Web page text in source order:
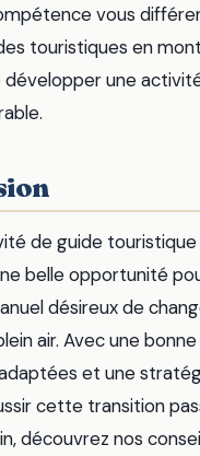
vous
touristiques en
une
de guide
belle opportunité
désireux de
air. Avec une
et une
cette transition
découvrez nos